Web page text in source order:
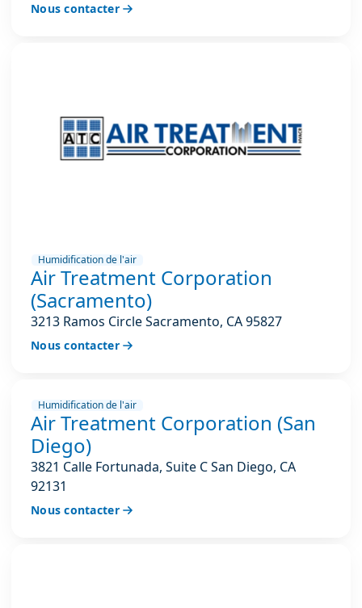
Nous contacter
Humidification de l'air
Air Treatment Corporation
(Sacramento)
3213 Ramos Circle Sacramento, CA 95827
Nous contacter
Humidification de l'air
Air Treatment Corporation (San
Diego)
3821 Calle Fortunada, Suite C San Diego, CA
92131
Nous contacter